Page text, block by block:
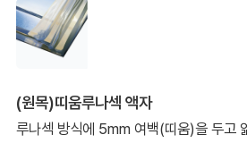
(원목)띠움루나섹 액자
루나섹 방식에 5mm 여백(띠움)을 두고